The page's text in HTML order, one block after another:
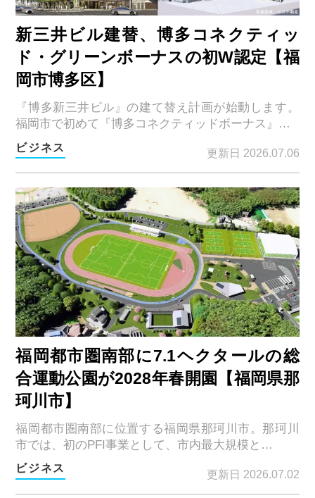
新三井ビル建替、博多コネクティッ
ド・グリーンボーナスの初W認定【福
岡市博多区】
『博多新三井ビル』の建て替え計画が始動します。
福岡市で初めて『博多コネクティッドボーナス』…
ビジネス 更新日 2026.07.06
福岡都市圏南部に7.1ヘクタールの総
合運動公園が2028年春開園【福岡県那
珂川市】
福岡都市圏南部に位置する福岡県那珂川市。那珂川
市では、初のPFI事業として、市内最大規模と…
ビジネス 更新日 2026.07.02